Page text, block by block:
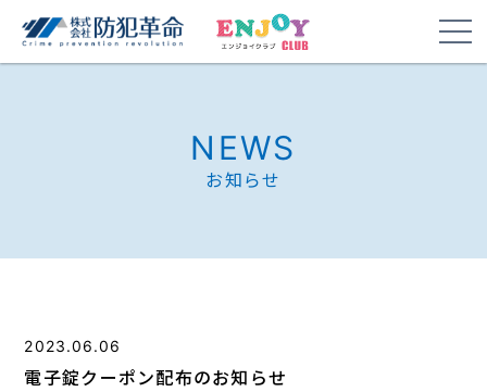
NEWS
お知らせ
2023.06.06
電子錠クーポン配布のお知らせ